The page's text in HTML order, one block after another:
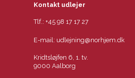
Kontakt udlejer
Tlf.:+45 98 17 17 27
E-mail: udlejning@norhjem.dk
Kridtsløjfen 6, 1. tv.
9000 Aalborg